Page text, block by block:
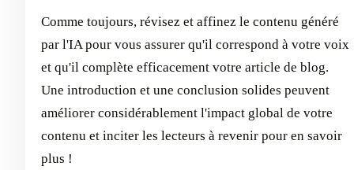
Comme toujours, révisez et affinez le contenu généré
par l'IA pour vous assurer qu'il correspond à votre voix
et qu'il complète efficacement votre article de blog.
Une introduction et une conclusion solides peuvent
améliorer considérablement l'impact global de votre
contenu et inciter les lecteurs à revenir pour en savoir
plus !